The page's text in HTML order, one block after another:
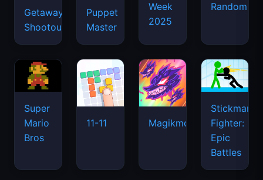
Getaway
Shootout
Puppet
Master
Week
2025
Random
Super
Mario
Bros
11-11 Magikmon
Stickman
Fighter:
Epic
Battles